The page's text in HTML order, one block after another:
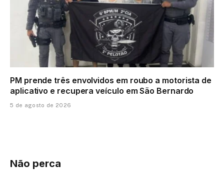
PM prende três envolvidos em roubo a motorista de
aplicativo e recupera veículo em São Bernardo
5 de agosto de 2026
Não perca